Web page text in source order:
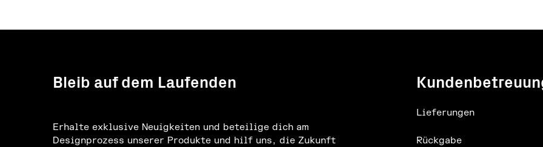
Bleib auf dem Laufenden
Erhalte exklusive Neuigkeiten und beteilige dich am
Designprozess unserer Produkte und hilf uns, die Zukunft
Lieferungen
Rückgabe